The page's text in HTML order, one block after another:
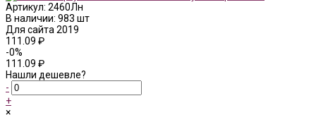
Артикул: 2460Лн
В наличии: 983 шт
Для сайта 2019
111.09 ₽
-0%
111.09 ₽
Нашли дешевле?
-
+
×